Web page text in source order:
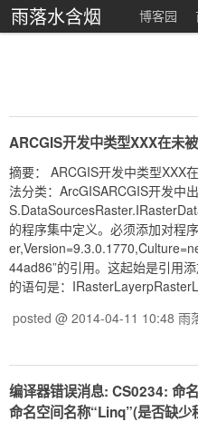
雨落水含烟 博客园
ARCGIS开发中类型XXX在未
摘要： ARCGIS开发中类型XXX
法分类：ArcGISARCGIS开发中
的程序集中定义。必须添加对程
44ad86”的引用。这起始是引用
的语句是：
posted @ 2014-04-11 10:48 雨
编译器错误消息: CS0234: 命
命名空间名称“Linq”(是否缺少